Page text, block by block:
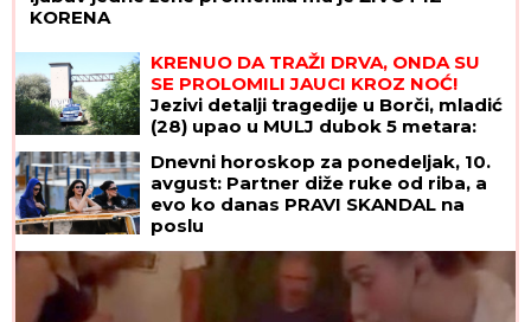
KORENA
KRENUO DA TRAŽI DRVA, ONDA SU
SE PROLOMILI JAUCI KROZ NOĆ!
Jezivi detalji tragedije u Borči, mladić
(28) upao u MULJ dubok 5 metara:
(FOTO, VIDEO)
Dnevni horoskop za ponedeljak, 10.
avgust: Partner diže ruke od riba, a
evo ko danas PRAVI SKANDAL na
poslu